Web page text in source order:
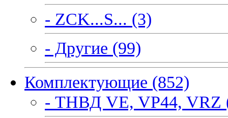
- ZCK...S... (3)
- Другие (99)
Комплектующие (852)
- ТНВД VE, VP44, VRZ